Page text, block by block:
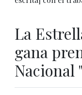
La
gana
Nacional